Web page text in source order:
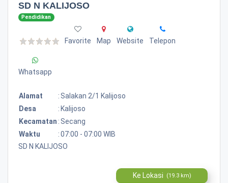
SD N KALIJOSO
Pendidikan
Favorite Map Website Telepon
Whatsapp
Alamat : Salakan 2/1 Kalijoso
Desa
: Kalijoso
Kecamatan : Secang
Waktu
:07:00 - 07:00 WIB
SD N KALIJOSO
Ke Lokasi (19.3 km)